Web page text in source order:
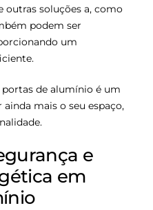
outras soluções a, como
podem ser
um
portas de alumínio é um
mais o seu espaço,
e
em